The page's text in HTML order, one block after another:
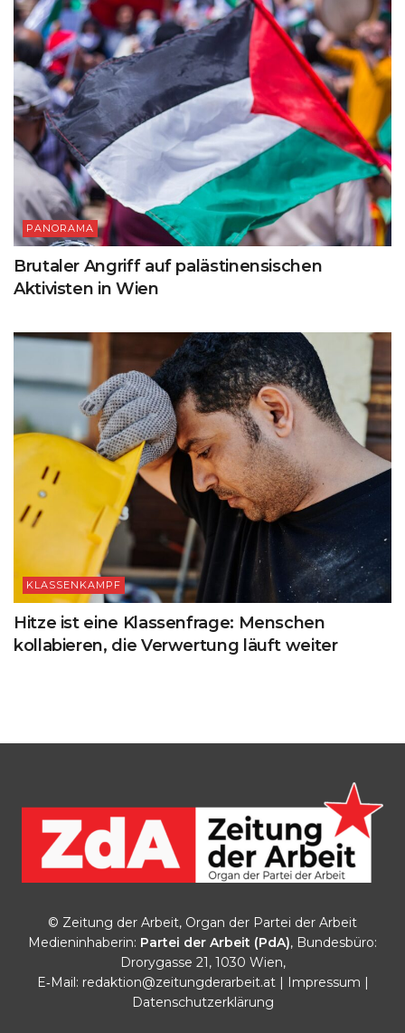
PANORAMA
Brutaler Angriff auf palästinensischen
Aktivisten in Wien
KLASSENKAMPF
Hitze ist eine Klassenfrage: Menschen
kollabieren, die Verwertung läuft weiter
© Zeitung der Arbeit, Organ der Partei der Arbeit
Medieninhaberin: Partei der Arbeit (PdA), Bundesbüro:
Drorygasse 21, 1030 Wien,
E‑Mail: redaktion@zeitungderarbeit.at| Impressum |
Datenschutzerklärung